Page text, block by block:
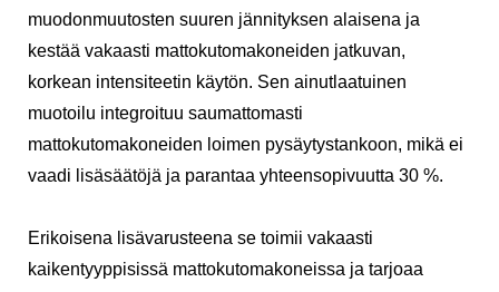
muodonmuutosten suuren jännityksen alaisena ja
kestää vakaasti mattokutomakoneiden jatkuvan,
korkean intensiteetin käytön. Sen ainutlaatuinen
muotoilu integroituu saumattomasti
mattokutomakoneiden loimen pysäytystankoon, mikä ei
vaadi lisäsäätöjä ja parantaa yhteensopivuutta 30 %.
Erikoisena lisävarusteena se toimii vakaasti
kaikentyyppisissä mattokutomakoneissa ja tarjoaa